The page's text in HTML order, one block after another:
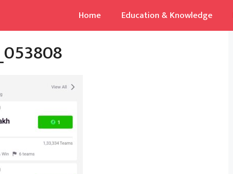
Home Education & Knowledge